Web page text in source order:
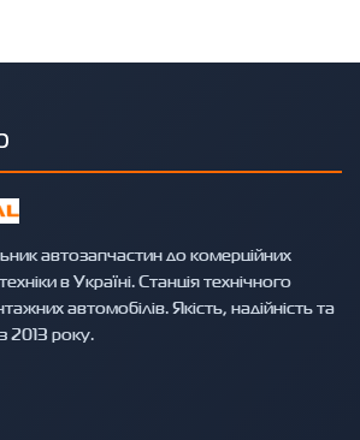
автозапчастин до комерційних
в Україні. Станція технічного
автомобілів. Якість, надійність та
2013 року.